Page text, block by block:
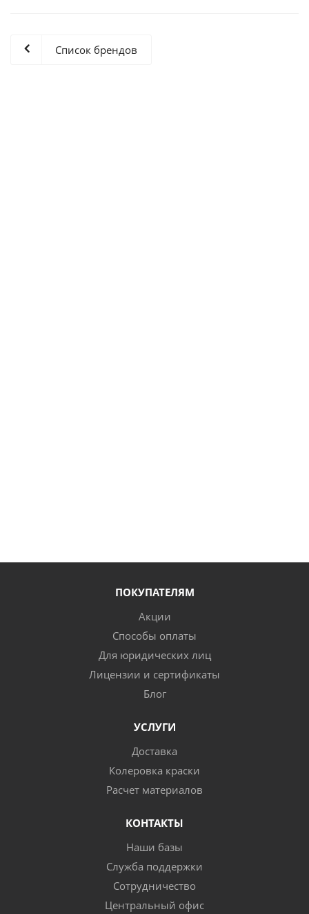
Список брендов
ПОКУПАТЕЛЯМ
Акции
Способы оплаты
Для юридических лиц
Лицензии и сертификаты
Блог
УСЛУГИ
Доставка
Колеровка краски
Расчет материалов
КОНТАКТЫ
Наши базы
Служба поддержки
Сотрудничество
Центральный офис